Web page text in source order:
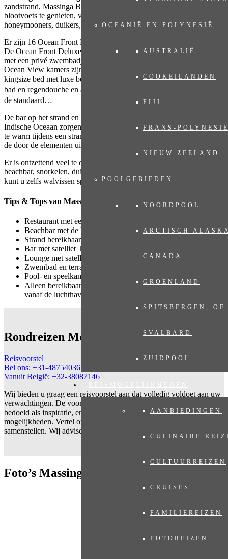
OCEANIË EN POLYNESIË
AUSTRALIË
COOKEILANDEN
FIJI
FRANS-
NIEUW-ZEELAND
POOLGEBIEDEN
NOORDPOOL
ARCTISCH
CANADA
GROENLAND
SPITSBERGEN, OF
SVALBARD
ZUIDPOOL
AANBIEDINGEN
CULINAIRE
CULTUURREIZEN
CRUISES
FAMILIEREIZEN
FOTOREIZEN
zandstrand, Massinga Beach. Een luxe paradijs in
blootvoets te genieten, ver van alle drukte, ideaal voor
honeymooners, duikers, vissers en gezinnen.
Er zijn 16 Ocean Front Deluxe kamers en 12 Ocean View kamers.
De Ocean Front Deluxe kamers zijn het meest luxe met een deck
met een privé zwembadje en een rijkelijk gevulde minibar, ook de
Ocean View kamers zijn super luxe ingericht. Een extra lang
kingsize bed met luxe beddengoed, een badkamer met vrijstaand
bad en regendouche en apart toilet en 180
de standaard…
De bar op het strand en het zwembad aan de rand van de warme
Indische Oceaan zorgen voor comfort en verkoeling. En wordt het u
te warm tijdens een strandpicknick, dan zoekt u de schaduw op van
de door de elementen uitgesleten rotsen.
Er is ontzettend veel te doen: picknicken op het strand, poolen in de
beachbar, snorkelen, duiken, rots vissen, golfen en in het seizoen
kunt u zelfs walvissen spotten.
Tips & Tops van Massinga Beach:
Restaurant met een menukaart om van te watertanden
Beachbar met de heerlijkste verkoelende dranken en cocktails
Strand bereikbaar per golfcart
Bar met satelliet TV
Lounge met satelliet TV
Zwembad en terras
Pool- en speelkamer
Alleen bereikbaar per 4X4; de lodge verzorgt de transfer
vanaf de luchthaven
Rondreizen Mozambique
Reisvoorstel
Bel ons: +31-487540367
Vanuit België: +32-38087146
Wij bieden u graag een reisvoorstel aan dat volledig voldoet aan uw
verwachtingen. De voorgestelde reizen op onze website zijn vooral
bedoeld als inspiratie, en tonen slechts een kleine greep uit de
mogelijkheden. Vertel ons uw wensen en laat ons uw reis op maat
samenstellen. Wij adviseren u met plezier!
Foto’s Massinga Beach Lodge